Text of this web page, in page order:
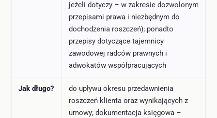
jeżeli dotyczy – w zakresie dozwolonym
przepisami prawa i niezbędnym do
dochodzenia roszczeń); ponadto
przepisy dotyczące tajemnicy
zawodowej radców prawnych i
adwokatów współpracujących
Jak długo?
do upływu okresu przedawnienia
roszczeń klienta oraz wynikających z
umowy; dokumentacja księgowa –